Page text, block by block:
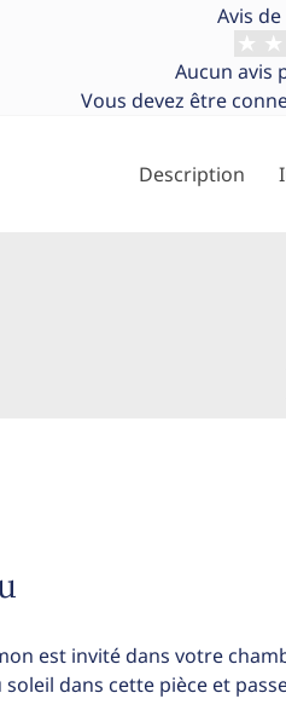
Avis
Aucun avis
Vous devez être
Description
est invité dans votre
dans cette pièce et